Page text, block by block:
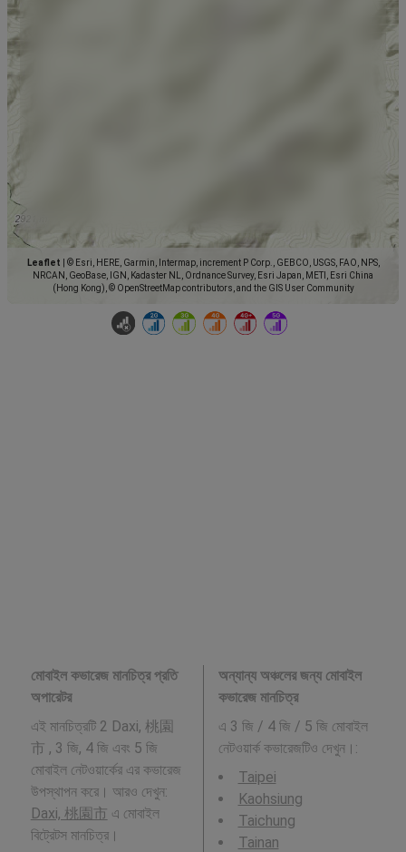
Leaflet
© Esri, HERE, Garmin, Intermap, increment P Corp., GEBCO, USGS, FAO, NPS,
NRCAN, GeoBase, IGN, Kadaster NL, Ordnance Survey, Esri Japan, METI, Esri China
(Hong Kong), © OpenStreetMap contributors, and the GIS User Community
মোবাইল কভারেজ মানচিত্র প্রতি
অপারেটর
এই মানচিত্রটি 2 Daxi, 桃園
市 , 3 জি, 4 জি এবং 5 জি
মোবাইল নেটওয়ার্কের এর কভারেজ
উপস্থাপন করে। আরও দেখুন:
Daxi, 桃園市 এ মোবাইল
বিট্রেটস মানচিত্র।
অন্যান্য অঞ্চলের জন্য মোবাইল
কভারেজ মানচিত্র
এ 3 জি / 4 জি / 5 জি মোবাইল
নেটওয়ার্ক কভারেজটিও দেখুন।:
Taipei
Kaohsiung
Taichung
Tainan